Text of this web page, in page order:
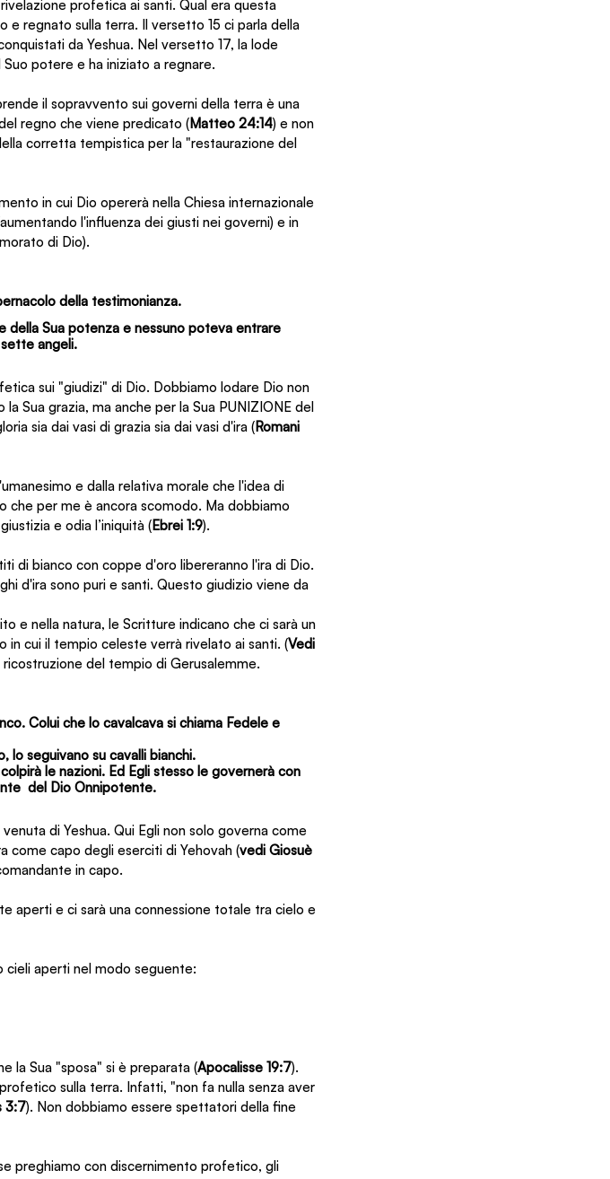
profetica ai santi. Qual era questa
e regnato sulla terra. Il versetto 15 ci parla della
da Yeshua. Nel versetto 17, la lode
potere e ha iniziato a regnare.
il sopravvento sui governi della terra è una
regno che viene predicato (Matteo 24:14) e non
corretta tempistica per la "restaurazione del
in cui Dio opererà nella Chiesa internazionale
l'influenza dei giusti nei governi) e in
di Dio).
della testimonianza.
della Sua potenza e nessuno poteva entrare
angeli.
sui "giudizi" di Dio. Dobbiamo lodare Dio non
Sua grazia, ma anche per la Sua PUNIZIONE del
sia dai vasi di grazia sia dai vasi d'ira (Romani
e dalla relativa morale che l'idea di
che per me è ancora scomodo. Ma dobbiamo
e odia l’iniquità (Ebrei 1:9).
di bianco con coppe d'oro libereranno l'ira di Dio.
d'ira sono puri e santi. Questo giudizio viene da
e nella natura, le Scritture indicano che ci sarà un
cui il tempio celeste verrà rivelato ai santi. (Vedi
del tempio di Gerusalemme.
Colui che lo cavalcava si chiama Fedele e
lo seguivano su cavalli bianchi.
le nazioni. Ed Egli stesso le governerà con
del Dio Onnipotente.
di Yeshua. Qui Egli non solo governa come
come capo degli eserciti di Yehovah (vedi Giosuè
in capo.
aperti e ci sarà una connessione totale tra cielo e
aperti nel modo seguente:
la Sua "sposa" si è preparata (Apocalisse 19:7).
sulla terra. Infatti, "non fa nulla senza aver
3:7). Non dobbiamo essere spettatori della fine
preghiamo con discernimento profetico, gli